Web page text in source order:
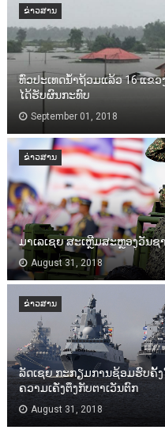
ຂ່າວສານ
ທົ່ວປະເທດນ້ຳຖ້ວມແລ້ວ 16 ແຂ
ໄດ້ຮັບຜົນກະທົບ
September 01, 2018
ຂ່າວສານ
ມາເລເຊຍ ສະເຫຼີມສະຫຼອງວັນຊ
August 31, 2018
ຂ່າວສານ
ລັດເຊຍ ກະກຽມການຊ້ອມຮົບຄັ້ງ
ຄວາມເຄັ່ງຕຶງກັບຕາເວັນຕົກ
August 31, 2018